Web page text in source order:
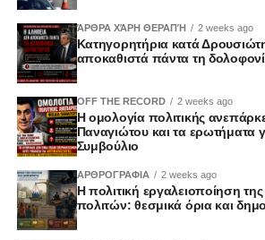
ΆΡΘΡΑ ΧΆΡΗ ΘΕΡΑΠΉ 2 weeks ago
Κατηγορητήρια κατά
αποκαθιστά πάντα τη
OFF THE RECORD 2 weeks ago
Η ομολογία πολιτικής
Παναγιώτου και τα ερωτήματα
Συμβούλιο
ΑΡΘΡΟΓΡΑΦΙΑ 2 weeks ago
Η πολιτική εργαλειοποίηση
πολιτών: θεσμικά όρια και